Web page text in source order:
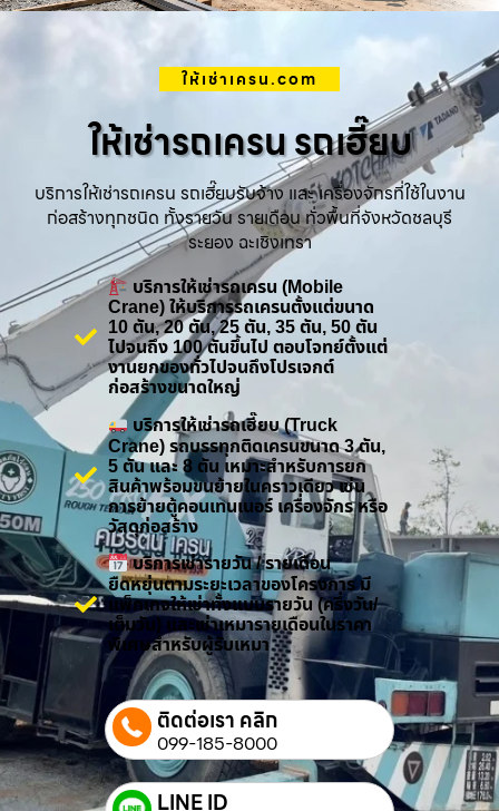
ให้เช่าเครน.com
ให้เช่ารถเครน รถเฮี๊ยบ
บริการให้เช่ารถเครน รถเฮี๊ยบรับจ้าง และ เครื่องจักรที่ใช้ในงาน
ก่อสร้างทุกชนิด ทั้งรายวัน รายเดือน ทั่วพื้นที่จังหวัดชลบุรี
ระยอง ฉะเชิงเทรา
บริการให้เช่ารถเครน (Mobile
Crane) ให้บริการรถเครนตั้งแต่ขนาด
10 ตัน, 20 ตัน, 25 ตัน, 35 ตัน, 50 ตัน
ไปจนถึง 100 ตันขึ้นไป ตอบโจทย์ตั้งแต่
งานยกของทั่วไปจนถึงโปรเจกต์
ก่อสร้างขนาดใหญ่
บริการให้เช่ารถเฮี๊ยบ (Truck
Crane) รถบรรทุกติดเครนขนาด 3 ตัน,
5 ตัน และ 8 ตัน เหมาะสำหรับการยก
สินค้าพร้อมขนย้ายในคราวเดียว เช่น
การย้ายตู้คอนเทนเนอร์ เครื่องจักร หรือ
วัสดุก่อสร้าง
บริการเช่ารายวัน / รายเดือน
ยืดหยุ่นตามระยะเวลาของโครงการ มี
แพ็กเกจให้เช่าทั้งแบบรายวัน (ครึ่งวัน/
เต็มวัน) และเช่าเหมารายเดือนในราคา
พิเศษสำหรับผู้รับเหมา
ติดต่อเรา คลิก
099-185-8000
LINE ID